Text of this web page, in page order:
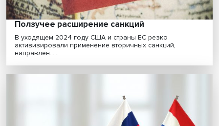
Российская экономика в новой
как бизнес преодолевает санкции